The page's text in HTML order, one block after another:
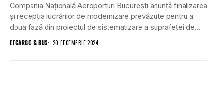
Compania Națională Aeroporturi București anunță finalizarea
și recepția lucrărilor de modernizare prevăzute pentru a
doua fază din proiectul de sistematizare a suprafeței de...
DECARGO & BUS 20 DECEMBRIE 2024